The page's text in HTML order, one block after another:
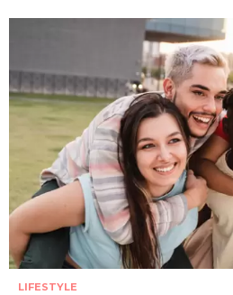
LIFESTYLE